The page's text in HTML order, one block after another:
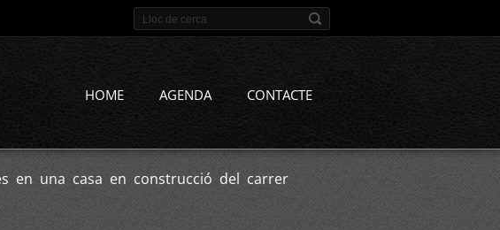
HOME AGENDA CONTACTE
en una casa en construcció del carrer